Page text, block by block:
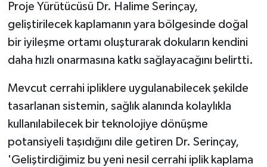
Proje Yürütücüsü Dr. Halime Serinçay,
geliştirilecek kaplamanın yara bölgesinde doğal
bir iyileşme ortamı oluşturarak dokuların kendini
daha hızlı onarmasına katkı sağlayacağını belirtti.
Mevcut cerrahi ipliklere uygulanabilecek şekilde
tasarlanan sistemin, sağlık alanında kolaylıkla
kullanılabilecek bir teknolojiye dönüşme
potansiyeli taşıdığını dile getiren Dr. Serinçay,
'Geliştirdiğimiz bu yeni nesil cerrahi iplik kaplama